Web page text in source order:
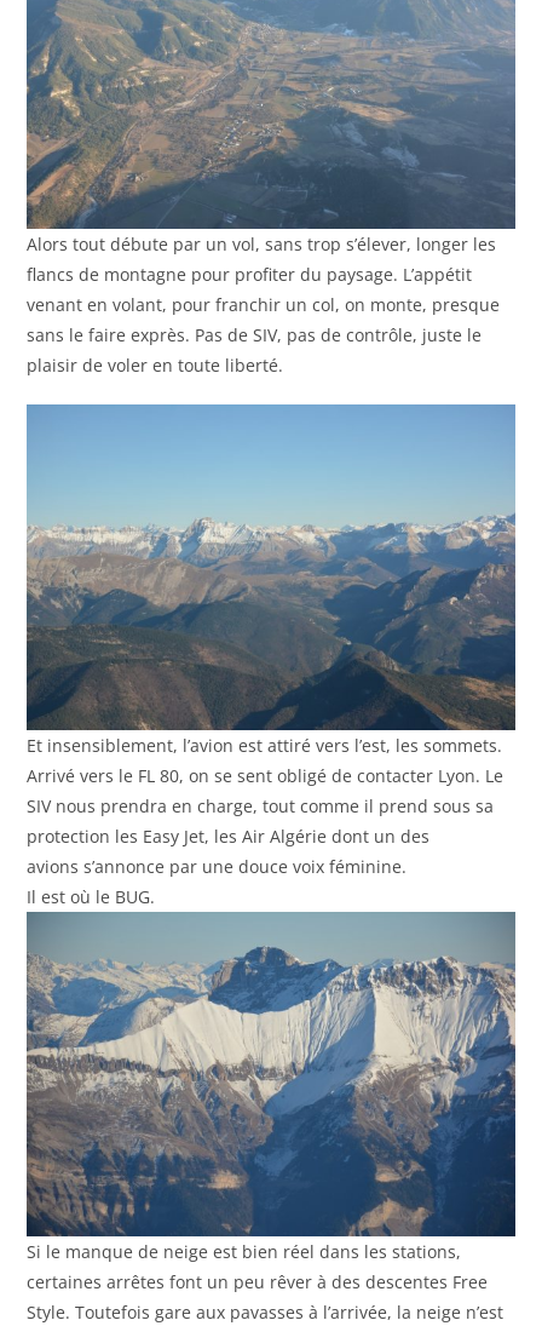
Alors tout débute par un vol, sans trop s’élever, longer les
flancs de montagne pour profiter du paysage. L’appétit
venant en volant, pour franchir un col, on monte, presque
sans le faire exprès. Pas de SIV, pas de contrôle, juste le
plaisir de voler en toute liberté.
Et insensiblement, l’avion est attiré vers l’est, les sommets.
Arrivé vers le FL 80, on se sent obligé de contacter Lyon. Le
SIV nous prendra en charge, tout comme il prend sous sa
protection les Easy Jet, les Air Algérie dont un des
avions s’annonce par une douce voix féminine.
Il est où le BUG.
Si le manque de neige est bien réel dans les stations,
certaines arrêtes font un peu rêver à des descentes Free
Style. Toutefois gare aux pavasses à l’arrivée, la neige n’est